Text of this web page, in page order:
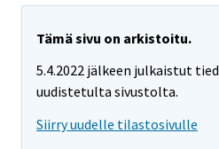
Tämä sivu on arkistoitu.
5.4.2022 jälkeen julkaistut
uudistetulta sivustolta.
Siirry uudelle tilastosivulle